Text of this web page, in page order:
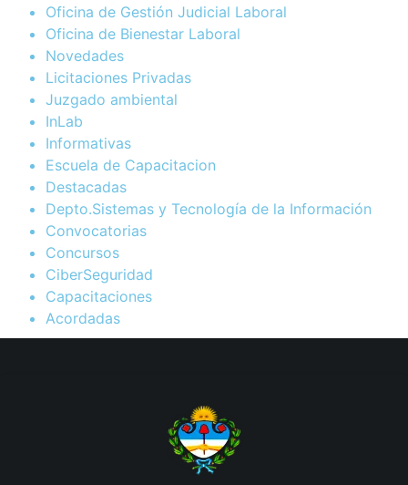
Oficina de Gestión Judicial Laboral
Oficina de Bienestar Laboral
Novedades
Licitaciones Privadas
Juzgado ambiental
InLab
Informativas
Escuela de Capacitacion
Destacadas
Depto.Sistemas y Tecnología de la Información
Convocatorias
Concursos
CiberSeguridad
Capacitaciones
Acordadas